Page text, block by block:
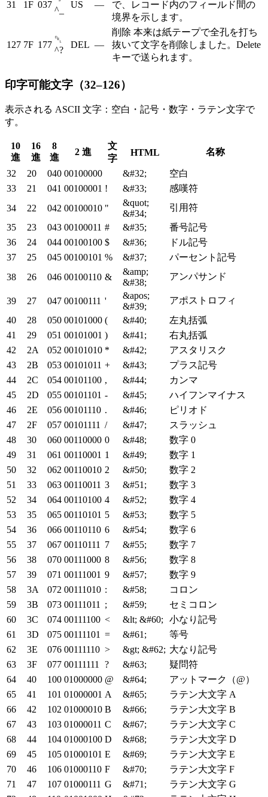
31 1F 037
^_
US —
で、レコード内のフィールド間の
境界を示します。
127 7F 177
␡
^?
DEL —
削除 本来は紙テープで全孔を打ち
抜いて文字を削除しました。Delete
キーで送られます。
印字可能文字（32–126）
表示される ASCII 文字：空白・記号・数字・ラテン文字で
す。
10
進
16
進
8
進
2 進
文
字
HTML 名称
32 20 040 00100000 &#32;
空白
33
21 041 00100001 ! &#33;
感嘆符
34
22 042 00100010 "
&quot;
&#34;
引用符
35
23 043 00100011 # &#35;
番号記号
36
24 044 00100100 $ &#36;
ドル記号
37
25 045 00100101 % &#37;
パーセント記号
38
26 046 00100110 &
&amp;
&#38;
アンパサンド
39 27 047 00100111 '
&apos;
&#39;
アポストロフィ
40
28 050 00101000 ( &#40;
左丸括弧
41
29 051 00101001 ) &#41;
右丸括弧
42
2A 052 00101010 * &#42;
アスタリスク
43
2B 053 00101011 + &#43;
プラス記号
44
2C 054 00101100 , &#44;
カンマ
45
2D 055 00101101 - &#45;
ハイフンマイナス
46
2E 056 00101110 . &#46;
ピリオド
47
2F 057 00101111 / &#47;
スラッシュ
48
30 060 00110000 0 &#48;
数字 0
49
31 061 00110001 1 &#49;
数字 1
50
32 062 00110010 2 &#50;
数字 2
51
33 063 00110011 3 &#51;
数字 3
52
34 064 00110100 4 &#52;
数字 4
53
35 065 00110101 5 &#53;
数字 5
54
36 066 00110110 6 &#54;
数字 6
55
37 067 00110111 7 &#55;
数字 7
56
38 070 00111000 8 &#56;
数字 8
57
39 071 00111001 9 &#57;
数字 9
58
3A 072 00111010 : &#58;
コロン
59
3B 073 00111011 ; &#59;
セミコロン
60
3C 074 00111100 < &lt; &#60;
小なり記号
61
3D 075 00111101 = &#61;
等号
62
3E 076 00111110 > &gt; &#62; 大なり記号
63
3F 077 00111111 ? &#63;
疑問符
64
40 100 01000000 @ &#64;
アットマーク（@）
65
41 101 01000001 A &#65;
ラテン大文字 A
66
42 102 01000010 B &#66;
ラテン大文字 B
67
43 103 01000011 C &#67;
ラテン大文字 C
68
44 104 01000100 D &#68;
ラテン大文字 D
69
45 105 01000101 E &#69;
ラテン大文字 E
70
46 106 01000110 F &#70;
ラテン大文字 F
71
47 107 01000111 G &#71;
ラテン大文字 G